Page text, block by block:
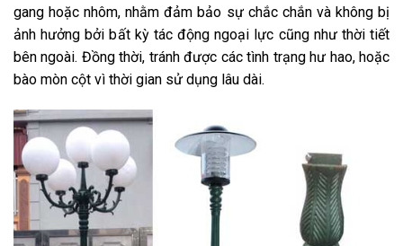
gang hoặc nhôm, nhằm đảm bảo sự chắc chắn và không bị
ảnh hưởng bởi bất kỳ tác động ngoại lực cũng như thời tiết
bên ngoài. Đồng thời, tránh được các tình trạng hư hao, hoặc
bào mòn cột vì thời gian sử dụng lâu dài.